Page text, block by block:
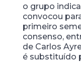
o grupo
convocou
primeiro
consenso,
de Carlos
é substituído